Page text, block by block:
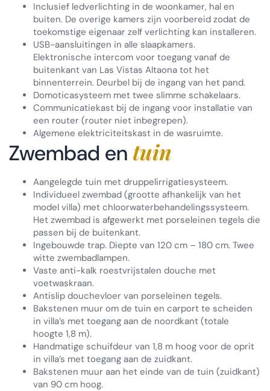
Inclusief ledverlichting in de woonkamer, hal en
buiten. De overige kamers zijn voorbereid zodat de
toekomstige eigenaar zelf verlichting kan installeren.
USB-aansluitingen in alle slaapkamers.
Elektronische intercom voor toegang vanaf de
buitenkant van Las Vistas Altaona tot het
binnenterrein. Deurbel bij de ingang van het pand.
Domoticasysteem met twee slimme schakelaars.
Communicatiekast bij de ingang voor installatie van
een router (router niet inbegrepen).
Algemene elektriciteitskast in de wasruimte.
Zwembad en tuin
Aangelegde tuin met druppelirrigatiesysteem.
Individueel zwembad (grootte afhankelijk van het
model villa) met chloorwaterbehandelingssysteem.
Het zwembad is afgewerkt met porseleinen tegels die
passen bij de buitenkant.
Ingebouwde trap. Diepte van 120 cm – 180 cm. Twee
witte zwembadlampen.
Vaste anti-kalk roestvrijstalen douche met
voetwaskraan.
Antislip douchevloer van porseleinen tegels.
Bakstenen muur om de tuin en carport te scheiden
in villa’s met toegang aan de noordkant (totale
hoogte 1,8 m).
Handmatige schuifdeur van 1,8 m hoog voor de oprit
in villa’s met toegang aan de zuidkant.
Bakstenen muur aan het einde van de tuin (zuidkant)
van 90 cm hoog.